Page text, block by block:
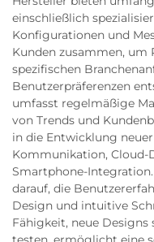
einschließlich
Konfigurationen und
Kunden zusammen, um
spezifischen
Benutzerpräferenzen
umfasst regelmäßige
von Trends und
in die Entwicklung
Kommunikation, Cloud-
Smartphone-
darauf, die
Design und intuitive
Fähigkeit, neue